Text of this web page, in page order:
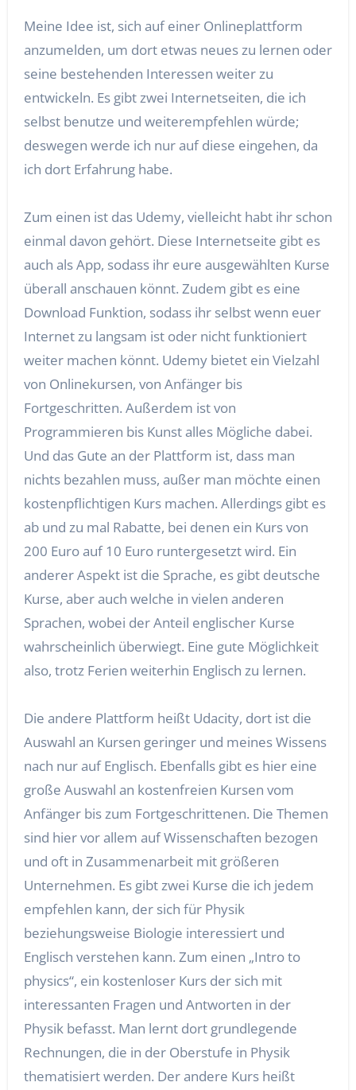
Meine Idee ist, sich auf einer Onlineplattform
anzumelden, um dort etwas neues zu lernen oder
seine bestehenden Interessen weiter zu
entwickeln. Es gibt zwei Internetseiten, die ich
selbst benutze und weiterempfehlen würde;
deswegen werde ich nur auf diese eingehen, da
ich dort Erfahrung habe.
Zum einen ist das Udemy, vielleicht habt ihr schon
einmal davon gehört. Diese Internetseite gibt es
auch als App, sodass ihr eure ausgewählten Kurse
überall anschauen könnt. Zudem gibt es eine
Download Funktion, sodass ihr selbst wenn euer
Internet zu langsam ist oder nicht funktioniert
weiter machen könnt. Udemy bietet ein Vielzahl
von Onlinekursen, von Anfänger bis
Fortgeschritten. Außerdem ist von
Programmieren bis Kunst alles Mögliche dabei.
Und das Gute an der Plattform ist, dass man
nichts bezahlen muss, außer man möchte einen
kostenpflichtigen Kurs machen. Allerdings gibt es
ab und zu mal Rabatte, bei denen ein Kurs von
200 Euro auf 10 Euro runtergesetzt wird. Ein
anderer Aspekt ist die Sprache, es gibt deutsche
Kurse, aber auch welche in vielen anderen
Sprachen, wobei der Anteil englischer Kurse
wahrscheinlich überwiegt. Eine gute Möglichkeit
also, trotz Ferien weiterhin Englisch zu lernen.
Die andere Plattform heißt Udacity, dort ist die
Auswahl an Kursen geringer und meines Wissens
nach nur auf Englisch. Ebenfalls gibt es hier eine
große Auswahl an kostenfreien Kursen vom
Anfänger bis zum Fortgeschrittenen. Die Themen
sind hier vor allem auf Wissenschaften bezogen
und oft in Zusammenarbeit mit größeren
Unternehmen. Es gibt zwei Kurse die ich jedem
empfehlen kann, der sich für Physik
beziehungsweise Biologie interessiert und
Englisch verstehen kann. Zum einen „Intro to
physics“, ein kostenloser Kurs der sich mit
interessanten Fragen und Antworten in der
Physik befasst. Man lernt dort grundlegende
Rechnungen, die in der Oberstufe in Physik
thematisiert werden. Der andere Kurs heißt